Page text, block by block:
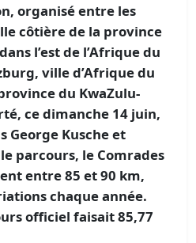
organisé entre les
côtière de la province
l’est de l’Afrique du
ville d’Afrique du
du KwaZulu-
ce dimanche 14 juin,
George Kusche et
parcours, le Comrades
entre 85 et 90 km,
chaque année.
officiel faisait 85,77